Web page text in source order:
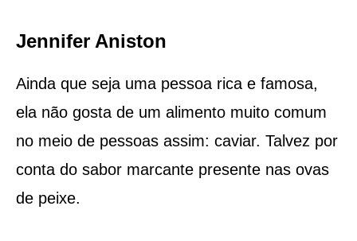
Jennifer Aniston
Ainda que seja uma pessoa rica e famosa,
ela não gosta de um alimento muito comum
no meio de pessoas assim: caviar. Talvez por
conta do sabor marcante presente nas ovas
de peixe.